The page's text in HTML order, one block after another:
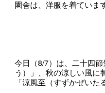
園舎は、洋服を着ていま
今日（8/7）は、二十四
う）」、秋の涼しい風に
「涼風至（すずかぜいた